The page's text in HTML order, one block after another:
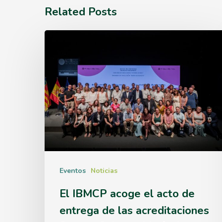
Related Posts
Eventos Noticias
IBMCP
acoge
el
acto
de
entrega
acreditaciones
Severo
El IBMCP acoge el acto de
entrega de las acreditaciones